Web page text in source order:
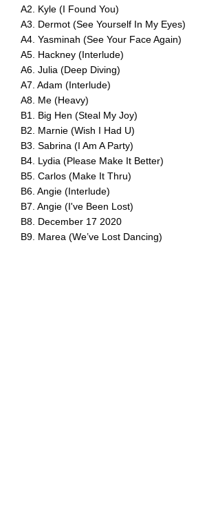
A2. Kyle (I Found You)
A3. Dermot (See Yourself In My Eyes)
A4. Yasminah (See Your Face Again)
A5. Hackney (Interlude)
A6. Julia (Deep Diving)
A7. Adam (Interlude)
A8. Me (Heavy)
B1. Big Hen (Steal My Joy)
B2. Marnie (Wish I Had U)
B3. Sabrina (I Am A Party)
B4. Lydia (Please Make It Better)
B5. Carlos (Make It Thru)
B6. Angie (Interlude)
B7. Angie (I've Been Lost)
B8. December 17 2020
B9. Marea (We’ve Lost Dancing)